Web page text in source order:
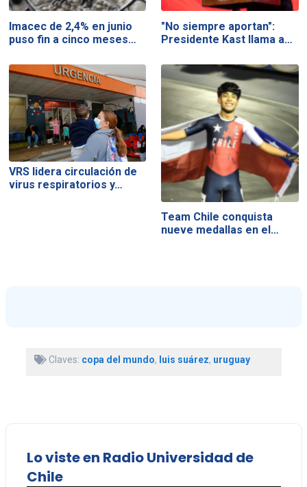
Imacec de 2,4% en junio
puso fin a cinco meses…
"No siempre aportan":
Presidente Kast llama a…
VRS lidera circulación de
virus respiratorios y…
Team Chile conquista
nueve medallas en el…
Claves: copa del mundo, luis suárez, uruguay
Lo viste en Radio Universidad de
Chile